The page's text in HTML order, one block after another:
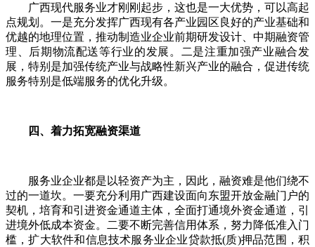
广西现代服务业才刚刚起步，这也是一大优势，可以高起
点规划。一是充分发挥广西现有各产业园区良好的产业基础和
优越的地理位置，推动制造业企业前期研发设计、中期融资管
理、后期物流配送等行业的发展。二是注重加强产业融合发
展，特别是加强传统产业与战略性新兴产业的融合，促进传统
服务特别是低端服务的优化升级。
四、着力拓宽融资渠道
服务业企业都是以轻资产为主，因此，融资难是他们绕不
过的一道坎。一要充分利用广西建设面向东盟开放金融门户的
契机，培育和引进资金通道主体，全面打通境外资金通道，引
进境外低成本资金。二要不断完善信用体系，努力降低准入门
槛，扩大软件和信息技术服务业企业贷款抵(质)押品范围，积